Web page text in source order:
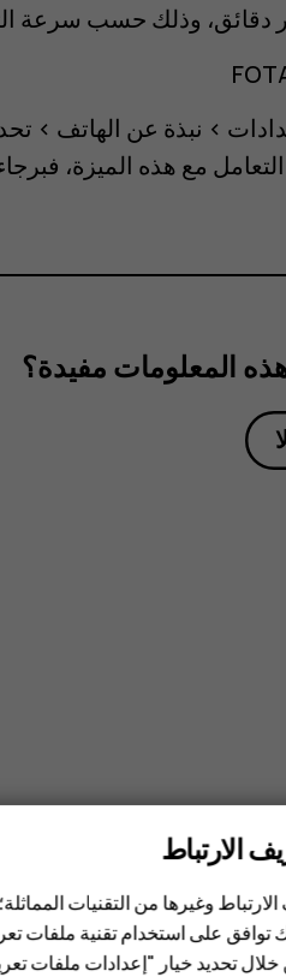
دقائق، وذلك حسب سرعة
> نبذة عن الهاتف >
مع هذه الميزة،
المعلومات مفيدة؟
لا
الارتباط
وغيرها من التقنيات
على استخدام تقنية ملفات
تحديد خيار "إعدادات ملفات